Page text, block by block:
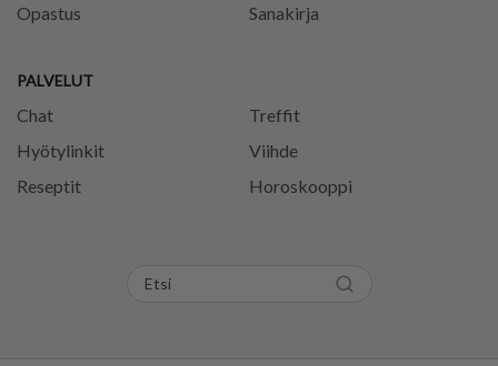
Opastus
PALVELUT
Chat
Treffit
Hyötylinkit
Viihde
Reseptit
Horoskooppi
Sanakirja